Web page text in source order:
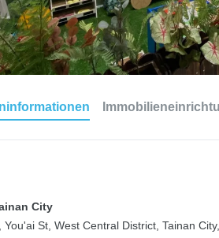
City
You'ai St, West Central District, Tainan